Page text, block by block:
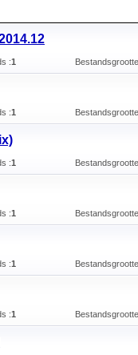
:1
:1
:1
:1
:1
:1